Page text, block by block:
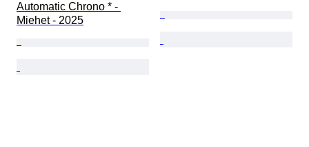
Automatic Chrono * -
Miehet - 2025